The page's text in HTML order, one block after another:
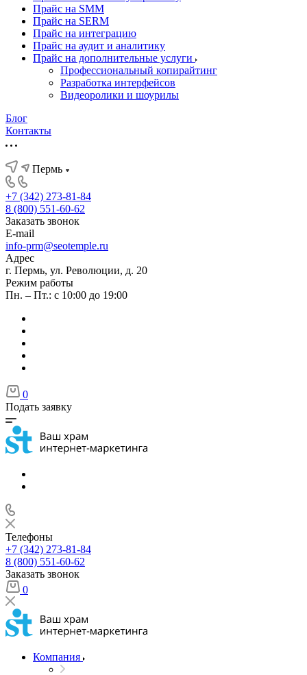
Прайс на SMM
Прайс на SERM
Прайс на интеграцию
Прайс на аудит и аналитику
Прайс на дополнительные услуги
Профессиональный копирайтинг
Разработка интерфейсов
Видеоролики и шоурилы
Блог
Контакты
Пермь
+7 (342) 273-81-84
8 (800) 551-60-62
Заказать звонок
E-mail
info-prm@seotemple.ru
Адрес
г. Пермь, ул. Революции, д. 20
Режим работы
Пн. – Пт.: с 10:00 до 19:00
0
Подать заявку
Телефоны
+7 (342) 273-81-84
8 (800) 551-60-62
Заказать звонок
0
Компания